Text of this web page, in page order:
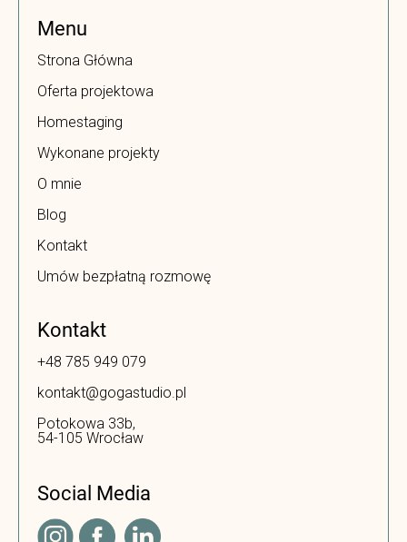
Menu
Strona Główna
Oferta projektowa
Homestaging
Wykonane projekty
O mnie
Blog
Kontakt
Umów bezpłatną rozmowę
Kontakt
+48 785 949 079
kontakt@gogastudio.pl
Potokowa 33b,
54-105 Wrocław
Social Media